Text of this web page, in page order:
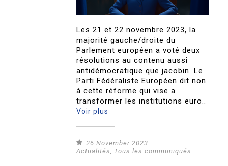
Les 21 et 22 novembre 2023, la
majorité gauche/droite du
Parlement européen a voté deux
résolutions au contenu aussi
antidémocratique que jacobin. Le
Parti Fédéraliste Européen dit non
à cette réforme qui vise a
transformer les institutions euro..
Voir plus
26 November 2023
Actualités, Tous les communiqués